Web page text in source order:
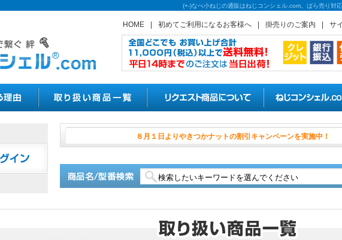
(+-)なべ小ねじの通販はねじコンシェル.com。ばら売り対
HOME 初めてご利用になるお客様へ 掛売りのご案内 サ
８月１日よりやきつかナッ